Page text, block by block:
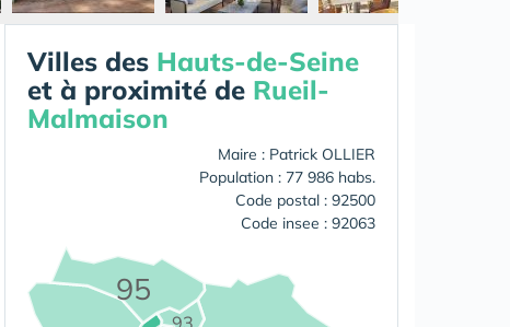
Villes des Hauts-de-Seine
et à proximité de Rueil-
Malmaison
Maire : Patrick OLLIER
Population : 77 986 habs.
Code postal : 92500
Code insee : 92063
95